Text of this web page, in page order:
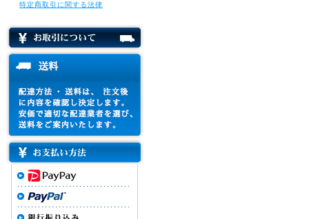
特定商取引に関する法律